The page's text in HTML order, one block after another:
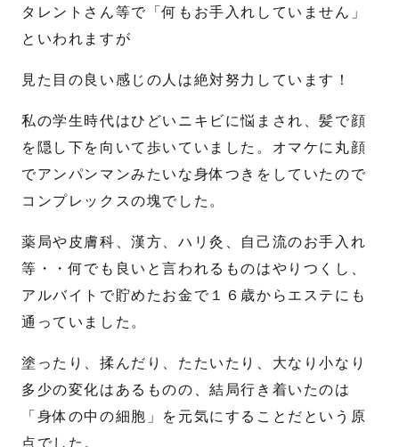
タレントさん等で「何もお手入れしていません」
といわれますが
見た目の良い感じの人は絶対努力しています！
私の学生時代はひどいニキビに悩まされ、髪で顔
を隠し下を向いて歩いていました。オマケに丸顔
でアンパンマンみたいな身体つきをしていたので
コンプレックスの塊でした。
薬局や皮膚科、漢方、ハリ灸、自己流のお手入れ
等・・何でも良いと言われるものはやりつくし、
アルバイトで貯めたお金で１６歳からエステにも
通っていました。
塗ったり、揉んだり、たたいたり、大なり小なり
多少の変化はあるものの、結局行き着いたのは
「身体の中の細胞」を元気にすることだという原
点でした。
メール*
お問合せ内容